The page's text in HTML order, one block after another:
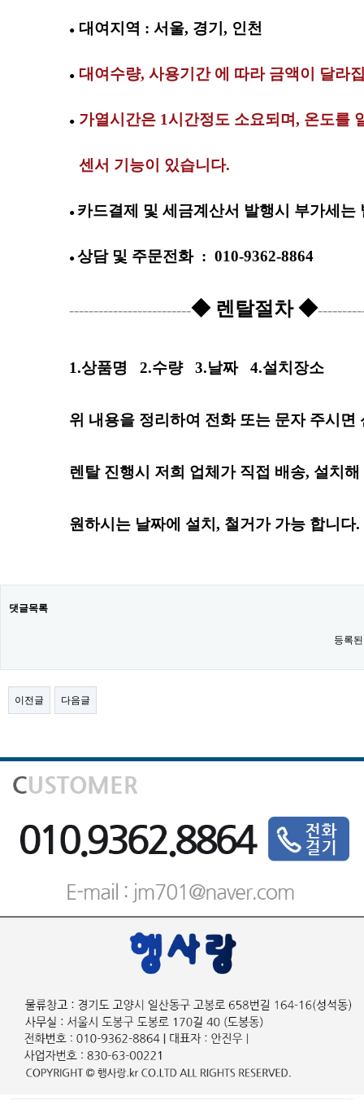
● 대여지역 : 서울, 경기, 인천
● 대여수량, 사용기간 에 따라 금액이 달라
● 가열시간은 1시간정도 소요되며, 온도를
센서 기능이 있습니다.
● 카드결제 및 세금계산서 발행시 부가세는
● 상담 및 주문전화 : 010-9362-8864
-------------------------◆ 렌탈절차 ◆
1.상품명 2.수량 3.날짜 4.설치장소
위 내용을 정리하여 전화 또는 문자 주시면
렌탈 진행시 저희 업체가 직접 배송, 설치
원하시는 날짜에 설치, 철거가 가능 합니다.
댓글목록
등록
이전글 다음글